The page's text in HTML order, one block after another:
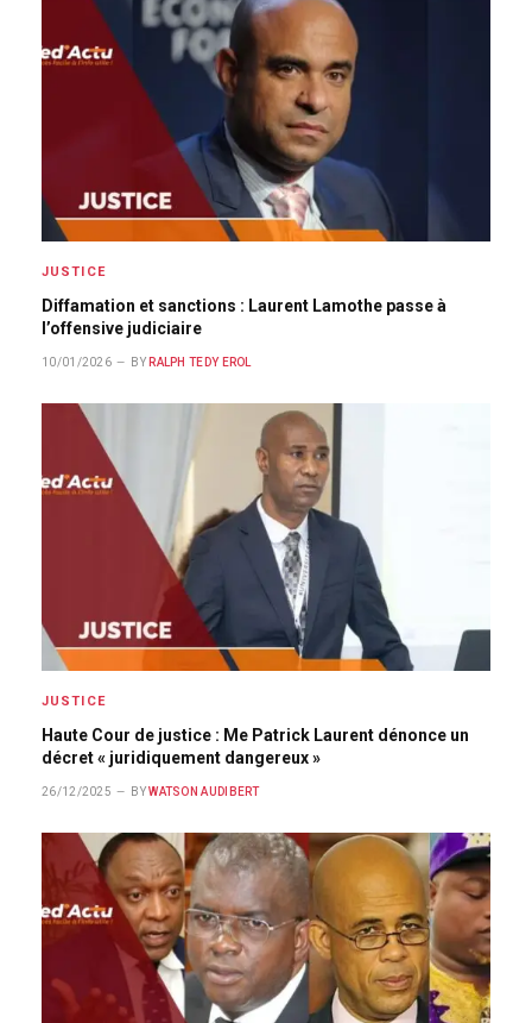
JUSTICE
Diffamation et sanctions : Laurent Lamothe passe à
l’offensive judiciaire
10/01/2026 BY RALPH TEDY EROL
JUSTICE
Haute Cour de justice : Me Patrick Laurent dénonce un
décret « juridiquement dangereux »
26/12/2025 BY WATSON AUDIBERT